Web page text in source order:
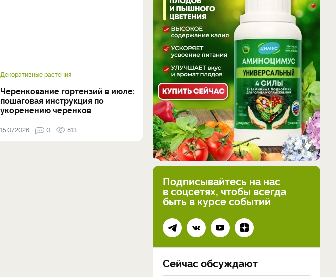
Декоративные растения
Черенкование гортензий в июле:
пошаговая инструкция по
укоренению черенков
15.07.2026 0 813
Подписывайтесь на нас
в соцсетях, чтобы всегда
быть в курсе событий
Сейчас обсуждают